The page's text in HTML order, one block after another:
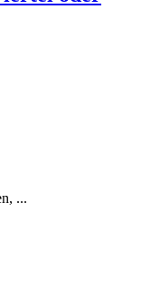
...